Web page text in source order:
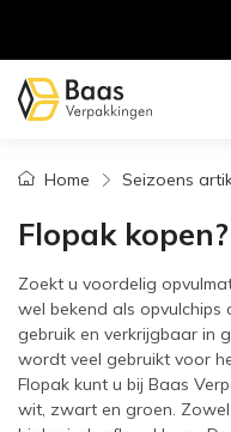
Home Seizoens
Flopak kopen?
Zoekt u voordelig
wel bekend als opvulchips
gebruik en verkrijgbaar in
wordt veel gebruikt voor
Flopak kunt u bij Baas
wit, zwart en groen.